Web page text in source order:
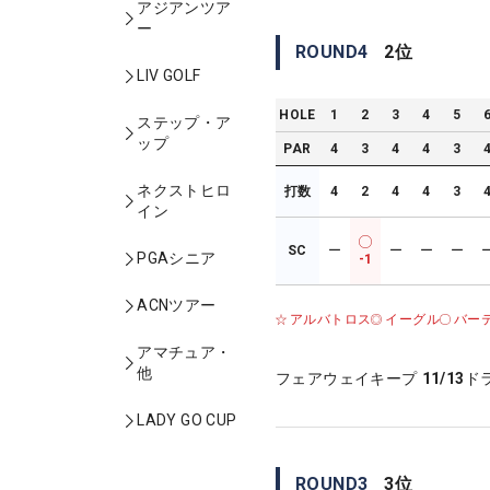
アジアンツア
ー
LIV GOLF
ステップ・ア
ップ
ネクストヒロ
イン
PGAシニア
ACNツアー
アマチュア・
他
LADY GO CUP
ROUND4 2位
HOLE 1 2 3 4 5
PAR 4 3 4 4 3
打数 4 2 4 4 3
SC ー
-1
ー ー ー
アルバトロス イーグル バー
フェアウェイキープ 11/13 ド
ROUND3 3位